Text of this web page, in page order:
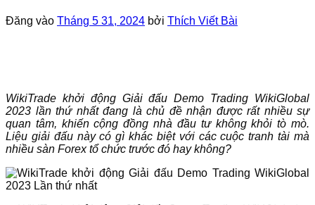
Đăng vào Tháng 5 31, 2024 bởi Thích Viết Bài
WikiTrade khởi động Giải đấu Demo Trading WikiGlobal
2023 lần thứ nhất đang là chủ đề nhận được rất nhiều sự
quan tâm, khiến cộng đồng nhà đầu tư không khỏi tò mò.
Liệu giải đấu này có gì khác biệt với các cuộc tranh tài mà
nhiều sàn Forex tổ chức trước đó hay không?